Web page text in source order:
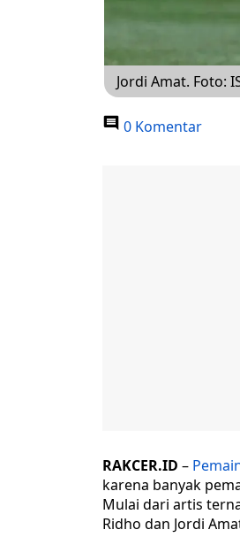
Jordi Amat. Foto:
0 Komentar
RAKCER.ID –
karena banyak
Mulai dari artis
Ridho dan Jordi